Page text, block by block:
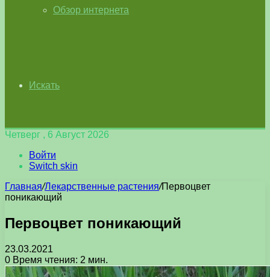
Обзор интернета
Искать
Четверг , 6 Август 2026
Войти
Switch skin
Главная/Лекарственные растения/Первоцвет
поникающий
Первоцвет поникающий
23.03.2021
0 Время чтения: 2 мин.